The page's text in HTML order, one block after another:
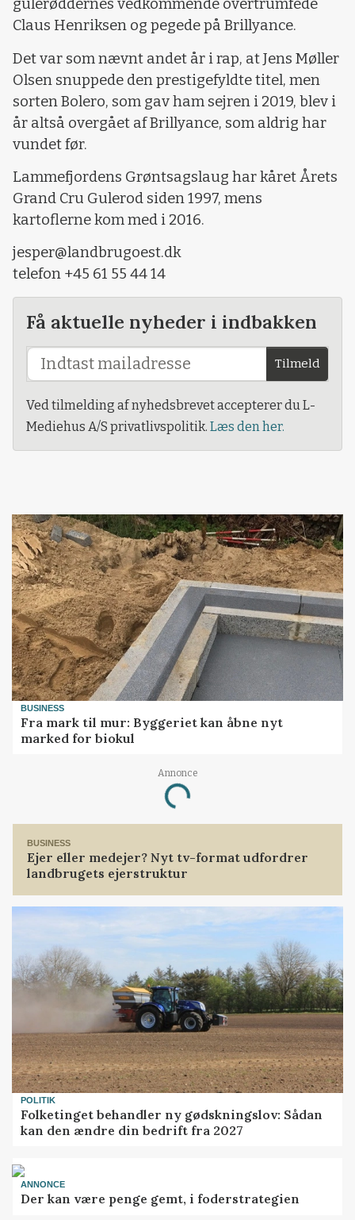
gulerøddernes vedkommende overtrumfede
Claus Henriksen og pegede på Brillyance.
Det var som nævnt andet år i rap, at Jens Møller
Olsen snuppede den prestigefyldte titel, men
sorten Bolero, som gav ham sejren i 2019, blev i
år altså overgået af Brillyance, som aldrig har
vundet før.
Lammefjordens Grøntsagslaug har kåret Årets
Grand Cru Gulerod siden 1997, mens
kartoflerne kom med i 2016.
jesper@landbrugoest.dk
telefon +45 61 55 44 14
Få aktuelle nyheder i indbakken
Tilmeld
Ved tilmelding af nyhedsbrevet accepterer du L-
Mediehus A/S privatlivspolitik. Læs den her.
BUSINESS
Fra mark til mur: Byggeriet kan åbne nyt
marked for biokul
Annonce
Loading...
BUSINESS
Ejer eller medejer? Nyt tv-format udfordrer
landbrugets ejerstruktur
POLITIK
Folketinget behandler ny gødskningslov: Sådan
kan den ændre din bedrift fra 2027
ANNONCE
Der kan være penge gemt, i foderstrategien